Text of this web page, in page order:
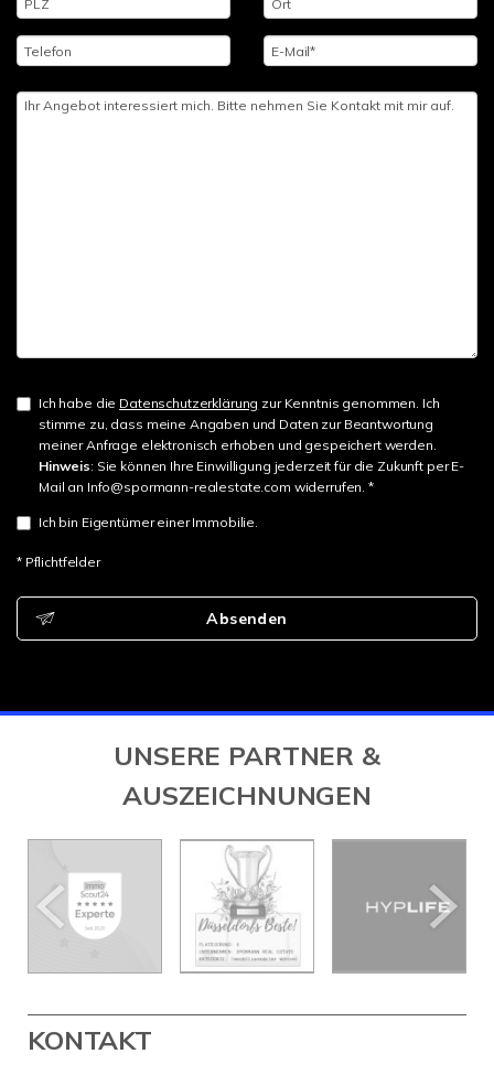
Ich habe die Datenschutzerklärung zur Kenntnis genommen. Ich
stimme zu, dass meine Angaben und Daten zur Beantwortung
meiner Anfrage elektronisch erhoben und gespeichert werden.
Hinweis: Sie können Ihre Einwilligung jederzeit für die Zukunft per E-
Mail an Info@spormann-realestate.com widerrufen. *
Ich bin Eigentümer einer Immobilie.
* Pflichtfelder
Absenden
UNSERE PARTNER &
AUSZEICHNUNGEN
KONTAKT